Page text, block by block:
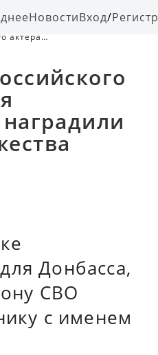
НовостиВход/
актера
Донбасса,
СВО
с именем